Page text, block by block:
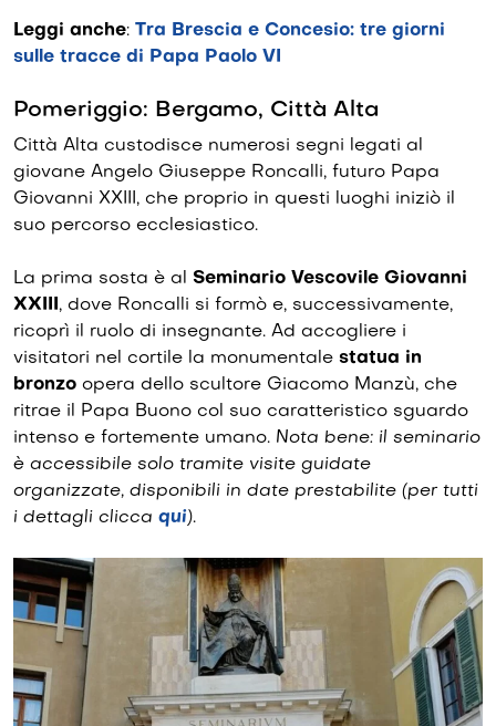
Leggi anche: Tra Brescia e Concesio: tre giorni
sulle tracce di Papa Paolo VI
Pomeriggio: Bergamo, Città Alta
Città Alta custodisce numerosi segni legati al
giovane Angelo Giuseppe Roncalli, futuro Papa
Giovanni XXIII, che proprio in questi luoghi iniziò il
suo percorso ecclesiastico.
La prima sosta è al Seminario Vescovile Giovanni
XXIII, dove Roncalli si formò e, successivamente,
ricoprì il ruolo di insegnante. Ad accogliere i
visitatori nel cortile la monumentale statua in
bronzo opera dello scultore Giacomo Manzù, che
ritrae il Papa Buono col suo caratteristico sguardo
intenso e fortemente umano. Nota bene: il seminario
è accessibile solo tramite visite guidate
organizzate, disponibili in date prestabilite (per tutti
i dettagli clicca qui).